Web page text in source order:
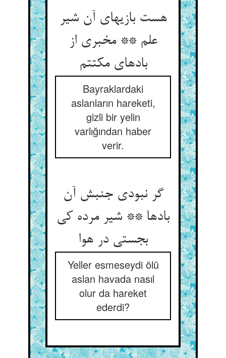
هست بازیهای آن شیر
علم ** مخبری از
بادهای مکتتم
Bayraklardaki
aslanların hareketi,
gizli bir yelin
varlığından haber
verir.
گر نبودی جنبش آن
بادها ** شیر مرده کی
بجستی در هوا
Yeller esmeseydi ölü
aslan havada nasıl
olur da hareket
ederdi?